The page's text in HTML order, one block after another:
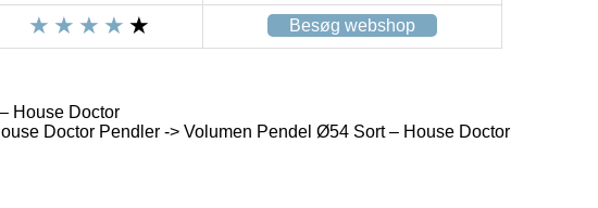
Besøg webshop
House Doctor
Doctor Pendler -> Volumen Pendel Ø54 Sort – House Doctor